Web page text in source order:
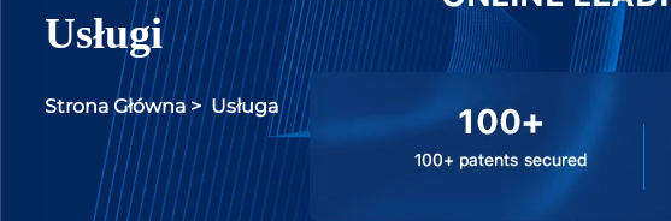
Usługi
Strona Główna > Usługa